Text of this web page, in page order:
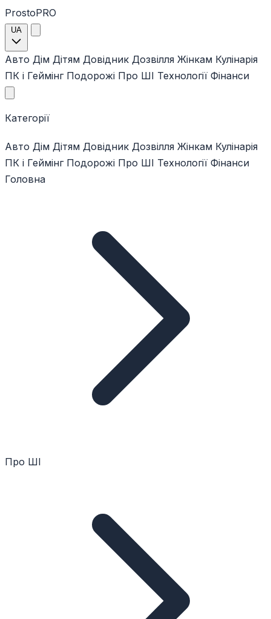
ProstoPRO
UA
Авто Дім Дітям Довідник Дозвілля Жінкам Кулінарія
ПК і Геймінг Подорожі Про ШІ Технології Фінанси
Категорії
Авто Дім Дітям Довідник Дозвілля Жінкам Кулінарія
ПК і Геймінг Подорожі Про ШІ Технології Фінанси
Головна
Про ШІ